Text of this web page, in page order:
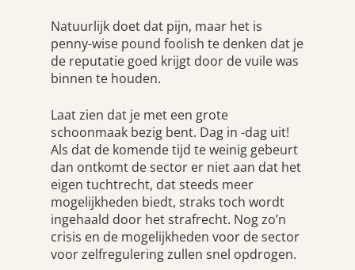
Natuurlijk doet dat pijn, maar het is
penny-wise pound foolish te denken dat je
de reputatie goed krijgt door de vuile was
binnen te houden.
Laat zien dat je met een grote
schoonmaak bezig bent. Dag in -dag uit!
Als dat de komende tijd te weinig gebeurt
dan ontkomt de sector er niet aan dat het
eigen tuchtrecht, dat steeds meer
mogelijkheden biedt, straks toch wordt
ingehaald door het strafrecht. Nog zo’n
crisis en de mogelijkheden voor de sector
voor zelfregulering zullen snel opdrogen.